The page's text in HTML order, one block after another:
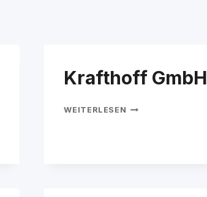
Krafthoff GmbH
WEITERLESEN KRAFTHOFF